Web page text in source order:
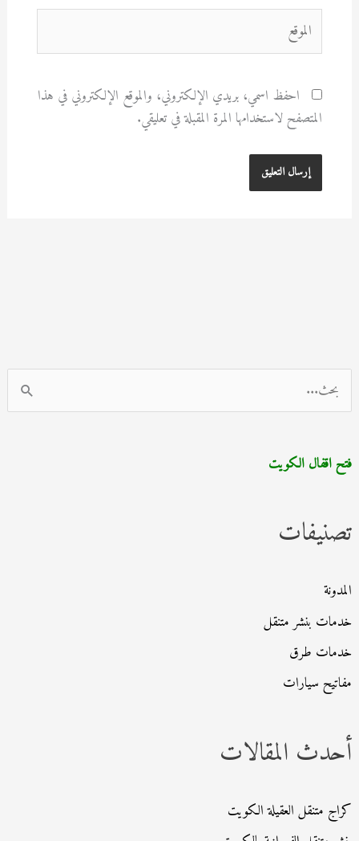
ل
ح
ع
:
فتح اقفال الكويت
تصنيفات
المدونة
خدمات بنشر متنقل
خدمات طرق
مفاتيح سيارات
أحدث المقالات
كراج متنقل العقيلة الكويت
الموقع
احفظ اسمي، بريدي الإلكتروني، والموقع الإلكتروني في هذا
المتصفح لاستخدامها المرة المقبلة في تعليقي.